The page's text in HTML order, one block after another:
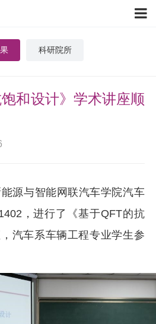
科研院所
饱和设计》学术讲座顺
源与智能网联汽车学院汽车
，进行了《基于QFT的抗
汽车系车辆工程专业学生参